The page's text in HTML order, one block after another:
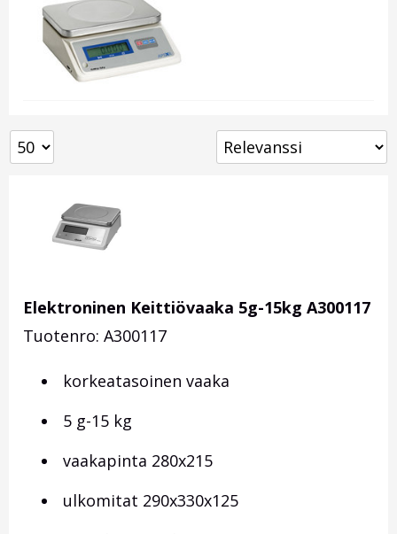
Elektroninen Keittiövaaka 5g-15kg A300117
Tuotenro: A300117
korkeatasoinen vaaka
5 g-15 kg
vaakapinta 280x215
ulkomitat 290x330x125